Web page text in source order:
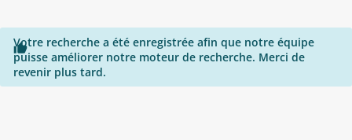

Votre recherche a été enregistrée afin que notre équipe
puisse améliorer notre moteur de recherche. Merci de
revenir plus tard.